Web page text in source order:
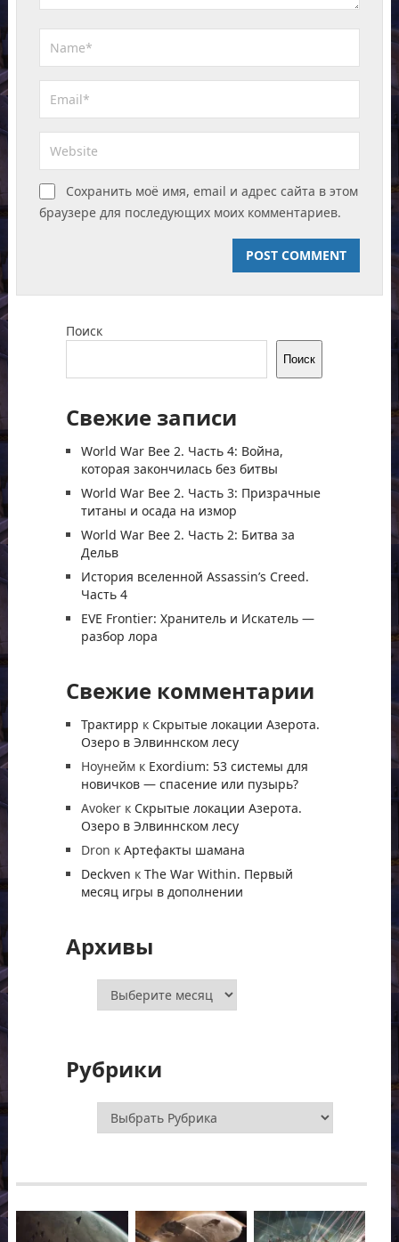
Сохранить моё имя, email и адрес сайта в этом
браузере для последующих моих комментариев.
Поиск
Поиск
Свежие записи
World War Bee 2. Часть 4: Война,
которая закончилась без битвы
World War Bee 2. Часть 3: Призрачные
титаны и осада на измор
World War Bee 2. Часть 2: Битва за
Дельв
История вселенной Assassin’s Creed.
Часть 4
EVE Frontier: Хранитель и Искатель —
разбор лора
Свежие комментарии
Трактирр к Скрытые локации Азерота.
Озеро в Элвиннском лесу
Ноунеймк Exordium: 53 системы для
новичков — спасение или пузырь?
Avokerк Скрытые локации Азерота.
Озеро в Элвиннском лесу
Dron к Артефакты шамана
Deckven к The War Within. Первый
месяц игры в дополнении
Архивы
Архивы
Рубрики
Рубрики